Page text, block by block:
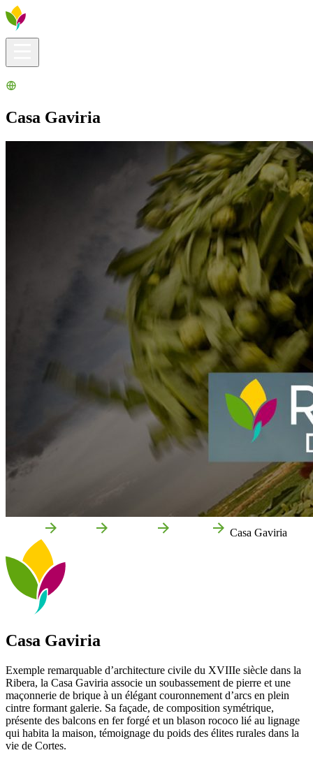
Casa Gaviria
Casa Gaviria
Casa Gaviria
Exemple remarquable d’architecture civile du XVIIIe siècle dans la
Ribera, la Casa Gaviria associe un soubassement de pierre et une
maçonnerie de brique à un élégant couronnement d’arcs en plein
cintre formant galerie. Sa façade, de composition symétrique,
présente des balcons en fer forgé et un blason rococo lié au lignage
qui habita la maison, témoignage du poids des élites rurales dans la
vie de Cortes.